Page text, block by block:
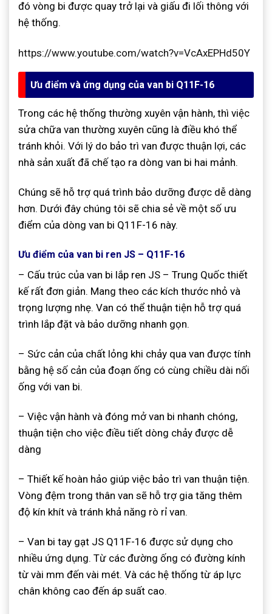
đó vòng bi được quay trở lại và giấu đi lối thông với
hệ thống.
https://www.youtube.com/watch?v=VcAxEPHd50Y
Ưu điểm và ứng dụng của van bi Q11F-16
Trong các hệ thống thường xuyên vận hành, thì việc
sửa chữa van thường xuyên cũng là điều khó thể
tránh khỏi. Với lý do bảo trì van được thuận lợi, các
nhà sản xuất đã chế tạo ra dòng van bi hai mảnh.
Chúng sẽ hỗ trợ quá trình bảo dưỡng được dễ dàng
hơn. Dưới đây chúng tôi sẽ chia sẻ về một số ưu
điểm của dòng van bi Q11F-16 này.
Ưu điểm của van bi ren JS – Q11F-16
– Cấu trúc của van bi lắp ren JS – Trung Quốc thiết
kế rất đơn giản. Mang theo các kích thước nhỏ và
trọng lượng nhẹ. Van có thể thuận tiện hỗ trợ quá
trình lắp đặt và bảo dưỡng nhanh gọn.
– Sức cản của chất lỏng khi chảy qua van được tính
bằng hệ số cản của đoạn ống có cùng chiều dài nối
ống với van bi.
– Việc vận hành và đóng mở van bi nhanh chóng,
thuận tiện cho việc điều tiết dòng chảy được dễ
dàng
– Thiết kế hoàn hảo giúp việc bảo trì van thuận tiện.
Vòng đệm trong thân van sẽ hỗ trợ gia tăng thêm
độ kín khít và tránh khả năng rò rỉ van.
– Van bi tay gạt JS Q11F-16 được sử dụng cho
nhiều ứng dụng. Từ các đường ống có đường kính
từ vài mm đến vài mét. Và các hệ thống từ áp lực
chân không cao đến áp suất cao.